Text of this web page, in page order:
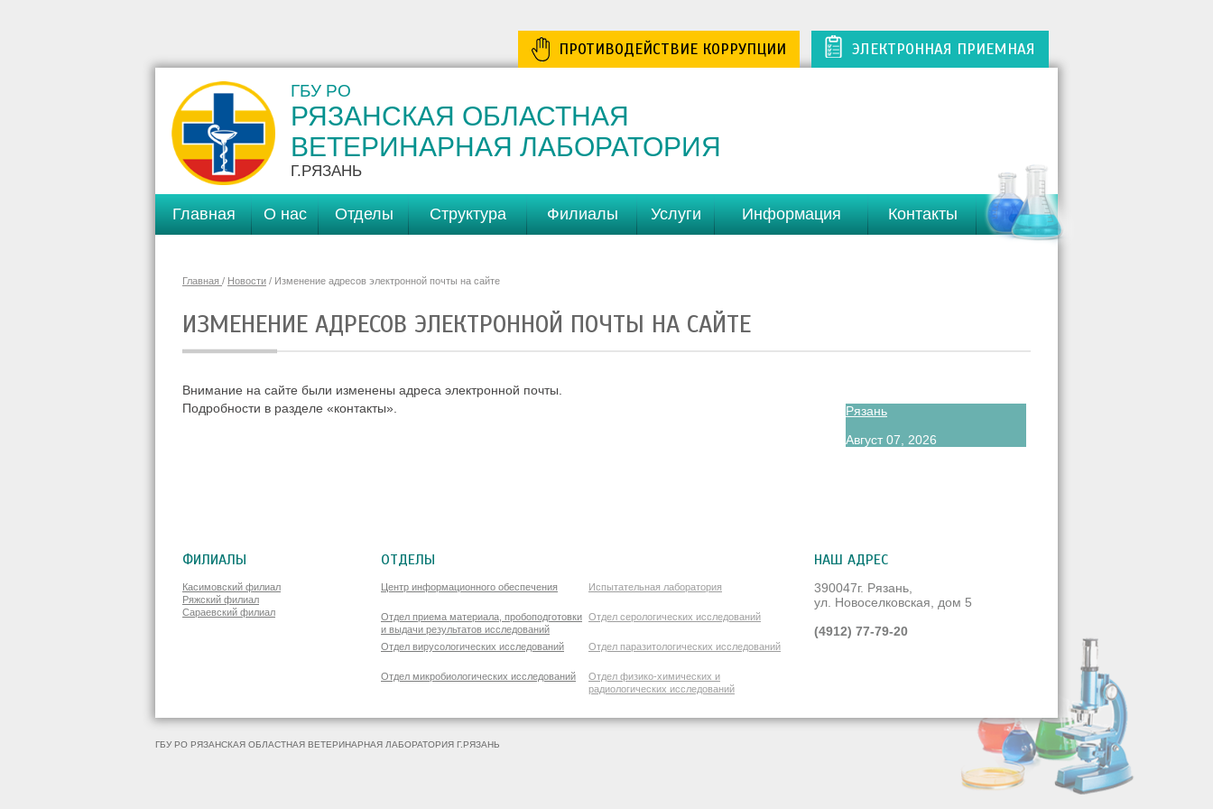
ЭЛЕКТРОННАЯ ПРИЕМНАЯ
ПРОТИВОДЕЙСТВИЕ КОРРУПЦИИ
ГБУ РО
РЯЗАНСКАЯ ОБЛАСТНАЯ
ВЕТЕРИНАРНАЯ ЛАБОРАТОРИЯ
Г.РЯЗАНЬ
Главная О нас Отделы Структура Филиалы Услуги Информация Контакты
Главная / Новости / Изменение адресов электронной почты на сайте
ИЗМЕНЕНИЕ АДРЕСОВ ЭЛЕКТРОННОЙ ПОЧТЫ НА САЙТЕ
Рязань
Август 07, 2026
Внимание на сайте были изменены адреса электронной почты.
Подробности в разделе «контакты».
ФИЛИАЛЫ
Касимовский филиал
Ряжский филиал
Сараевский филиал
ОТДЕЛЫ
Центр информационного обеспечения Испытательная лаборатория
Отдел приема материала, пробоподготовки
и выдачи результатов исследований
Отдел серологических исследований
Отдел вирусологических исследований Отдел паразитологических исследований
Отдел микробиологических исследований
Отдел физико-химических и
радиологических исследований
НАШ АДРЕС
390047г. Рязань,
ул. Новоселковская, дом 5
(4912) 77-79-20
ГБУ РО РЯЗАНСКАЯ ОБЛАСТНАЯ ВЕТЕРИНАРНАЯ ЛАБОРАТОРИЯ Г.РЯЗАНЬ